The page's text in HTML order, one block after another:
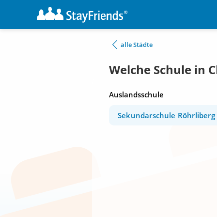
alle Städte
Welche Schule in
Auslandsschule
Sekundarschule Röhrliberg